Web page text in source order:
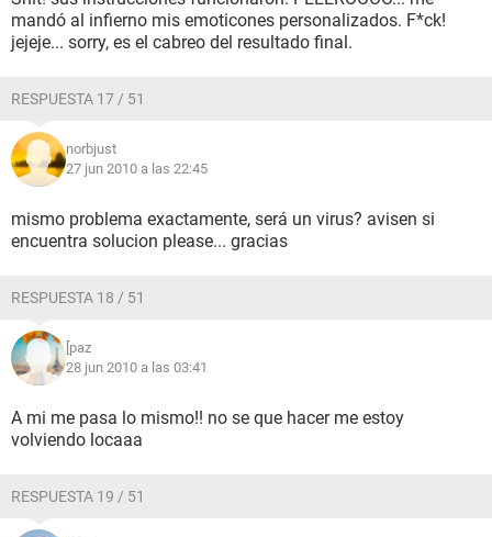
mandó al infierno mis emoticones personalizados. F*ck!
jejeje... sorry, es el cabreo del resultado final.
RESPUESTA 17 / 51
norbjust
27 jun 2010 a las 22:45
mismo problema exactamente, será un virus? avisen si
encuentra solucion please... gracias
RESPUESTA 18 / 51
[paz
28 jun 2010 a las 03:41
A mi me pasa lo mismo!! no se que hacer me estoy
volviendo locaaa
RESPUESTA 19 / 51